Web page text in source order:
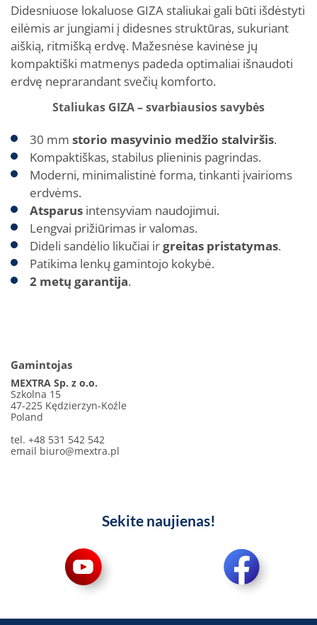
Didesniuose lokaluose GIZA staliukai gali būti išdėstyti
eilėmis ar jungiami į didesnes struktūras, sukuriant
aiškią, ritmišką erdvę. Mažesnėse kavinėse jų
kompaktiški matmenys padeda optimaliai išnaudoti
erdvę neprarandant svečių komforto.
Staliukas GIZA – svarbiausios savybės
30 mm storio masyvinio medžio stalviršis.
Kompaktiškas, stabilus plieninis pagrindas.
Moderni, minimalistinė forma, tinkanti įvairioms
erdvėms.
Atsparus intensyviam naudojimui.
Lengvai prižiūrimas ir valomas.
Dideli sandėlio likučiai irgreitas pristatymas.
Patikima lenkų gamintojo kokybė.
2 metų garantija.
Gamintojas
MEXTRA Sp. z o.o.
Szkolna 15
47-225 Kędzierzyn-Koźle
Poland
tel. +48 531 542 542
email biuro@mextra.pl
Sekite naujienas!